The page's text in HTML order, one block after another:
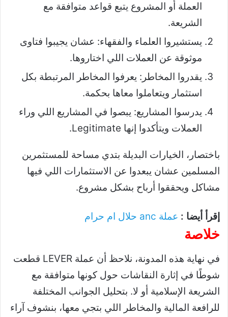
العملة أو المشروع يتبع قواعد متوافقة مع
الشريعة.
يستشيروا العلماء والفقهاء: عشان يجيبوا فتاوى
موثوقة عن العملات اللي اختاروها.
يقدروا المخاطر: يعرفوا المخاطر المرتبطة بكل
استثمار ويتعاملوا معاها بحكمة.
يدرسوا المشاريع: يبصوا في المشاريع اللي وراء
العملات ويتأكدوا إنها Legitimate.
باختصار، الخيارات البديلة بتدي مساحة للمستثمرين
المسلمين عشان يبعدوا عن الاستثمارات اللي فيها
مشاكل ويحققوا أرباح بشكل مشروع.
إقرأ أيضا : عملة anc حلال ام حرام
خلاصة
في نهاية هذه المدونة، نلاحظ أن عملة LEVER قطعت
شوطًا في إثارة النقاشات حول كونها متوافقة مع
الشريعة الإسلامية أو لا. بتحليل الجوانب المختلفة
للرافعة المالية والمخاطر اللي بتجي معها، بنشوف آراء